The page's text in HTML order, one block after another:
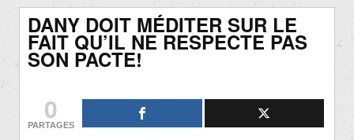
DANY DOIT MÉDITER SUR LE
FAIT QU’IL NE RESPECTE PAS
SON PACTE!
0
PARTAGES